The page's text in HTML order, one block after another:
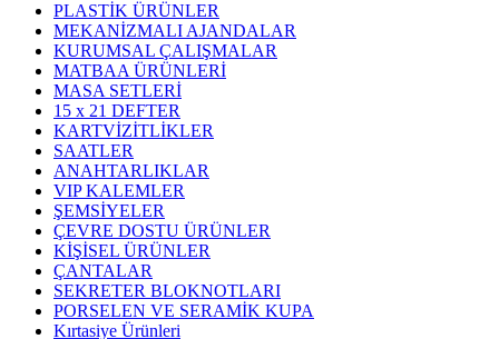
PLASTİK ÜRÜNLER
MEKANİZMALI AJANDALAR
KURUMSAL ÇALIŞMALAR
MATBAA ÜRÜNLERİ
MASA SETLERİ
15 x 21 DEFTER
KARTVİZİTLİKLER
SAATLER
ANAHTARLIKLAR
VIP KALEMLER
ŞEMSİYELER
ÇEVRE DOSTU ÜRÜNLER
KİŞİSEL ÜRÜNLER
ÇANTALAR
SEKRETER BLOKNOTLARI
PORSELEN VE SERAMİK KUPA
Kırtasiye Ürünleri